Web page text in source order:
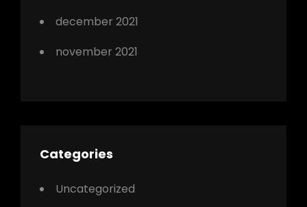
december 2021
november 2021
Categories
Uncategorized